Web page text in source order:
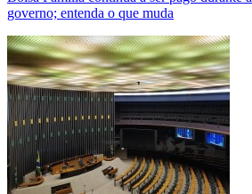
governo; entenda o que muda